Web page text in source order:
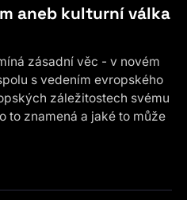
aneb kulturní válka
zásadní věc - v novém
s vedením evropského
záležitostech svému
to znamená a jaké to může